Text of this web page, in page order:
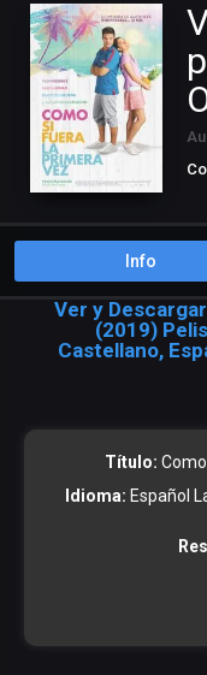
Info
Ver y
(2019)
Castellano,
Título:
Idioma: Español